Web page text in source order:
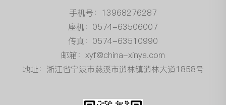
手机号：13968276287
座机：0574-63506007
传真：0574-63510990
邮箱：xyf@china-xinya.com
地址：浙江省宁波市慈溪市逍林镇逍林大道1858号